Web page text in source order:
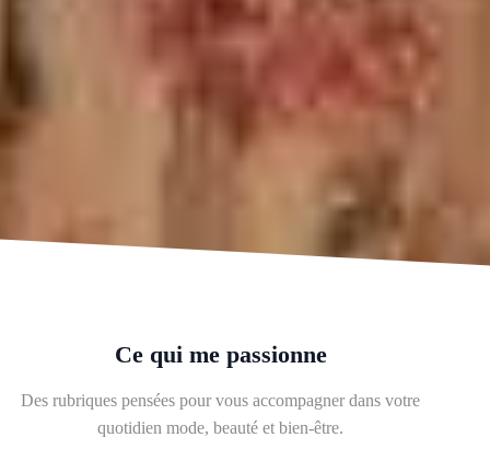
Ce qui me passionne
Des rubriques pensées pour vous accompagner dans votre
quotidien mode, beauté et bien-être.